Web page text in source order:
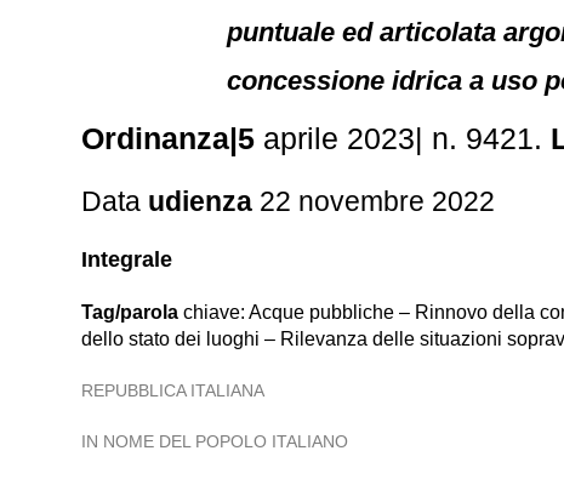
puntuale ed articolata
concessione idrica a uso
Ordinanza|5 aprile 2023| n. 9421.
Data udienza 22 novembre 2022
Integrale
Tag/parola chiave: Acque pubbliche – Rinnovo della
dello stato dei luoghi – Rilevanza delle situazioni
REPUBBLICA ITALIANA
IN NOME DEL POPOLO ITALIANO